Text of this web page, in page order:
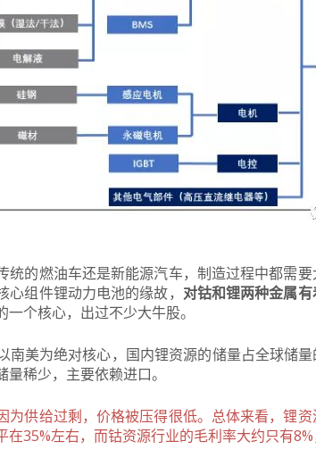
统的燃油车还是新能源汽车，制造过程中都需要
组件锂动力电池的缘故， 对钴和锂两种金属有
个核心，出过不少大牛股。
美为绝对核心， 国内锂资源的储量占全球储
稀少，主要依赖进口。
为供给过剩，价格被压得很低。总体来看，锂资
35%左右，而钴资源行业的毛利率大约只有8%